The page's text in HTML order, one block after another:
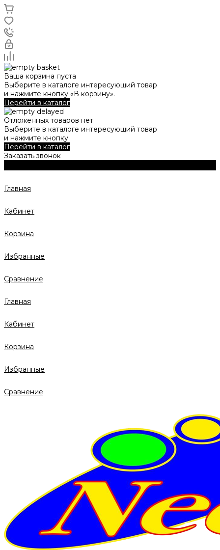
Ваша корзина пуста
Выберите в каталоге интересующий товар
и нажмите кнопку «В корзину».
Перейти в каталог
Отложенных товаров нет
Выберите в каталоге интересующий товар
и нажмите кнопку
Перейти в каталог
Заказать звонок
Главная
Кабинет
Корзина
Избранные
Сравнение
Главная
Кабинет
Корзина
Избранные
Сравнение